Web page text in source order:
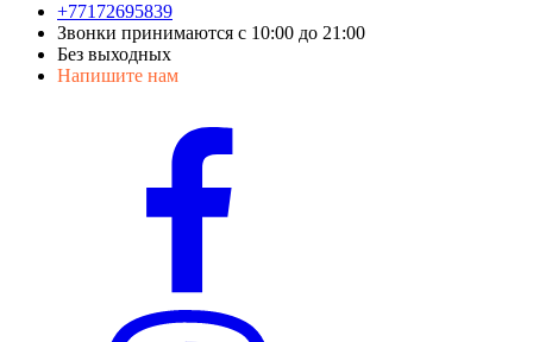
+77172695839
Звонки принимаются с 10:00 до 21:00
Без выходных
Напишите нам